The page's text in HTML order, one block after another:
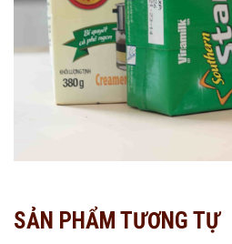
SẢN PHẨM TƯƠNG TỰ